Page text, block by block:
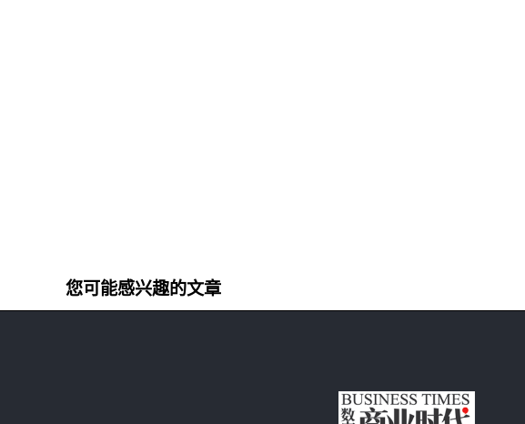
您可能感兴趣的文章